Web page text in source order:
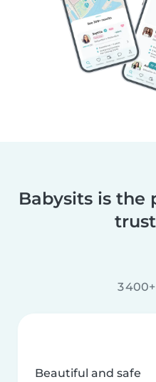
Babysits is the
3
Beautiful and safe